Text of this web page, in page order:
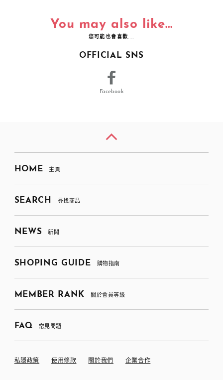
You may also like...
您可能也會喜歡...
OFFICIAL SNS
Facebook
HOME 主頁
SEARCH 尋找商品
NEWS 新聞
SHOPING GUIDE 購物指南
MEMBER RANK 關於會員等級
FAQ 常見問題
私隱政策 使用條款 關於我們 企業合作